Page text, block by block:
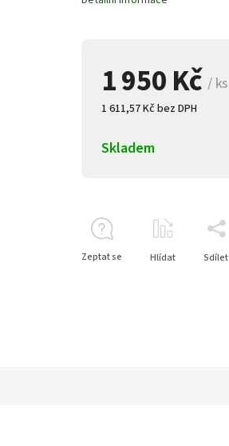
1 950 Kč/ ks
1 611,57 Kč bez DPH
Skladem
Zeptat se Hlídat Sdílet